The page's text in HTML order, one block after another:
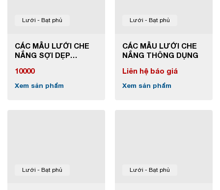
Lưới - Bạt phủ
CÁC MẪU LƯỚI CHE
NẮNG SỢI DẸP
10000
Xem sản phẩm
Lưới - Bạt phủ
CÁC MẪU LƯỚI CHE
NẮNG THÔNG DỤNG
Liên hệ báo giá
Xem sản phẩm
Lưới - Bạt phủ Lưới - Bạt phủ